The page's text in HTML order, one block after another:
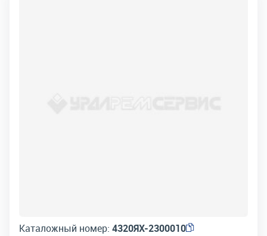
Каталожный номер: 4320ЯХ-2300010